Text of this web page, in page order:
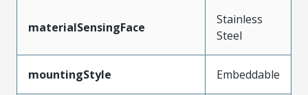
materialSensingFace
Stainless
Steel
mountingStyle Embeddable